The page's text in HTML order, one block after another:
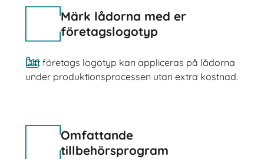
Märk lådorna med er
företagslogotyp
Ditt företags logotyp kan appliceras på lådorna
under produktionsprocessen utan extra kostnad.
Omfattande
tillbehörsprogram